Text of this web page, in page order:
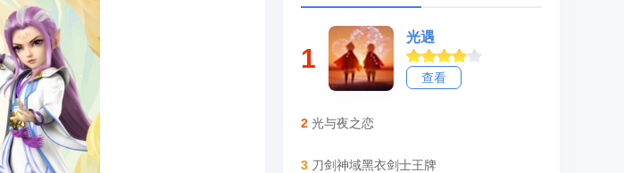
1
光遇
查看
2 光与夜之恋
3 刀剑神域黑衣剑士王牌